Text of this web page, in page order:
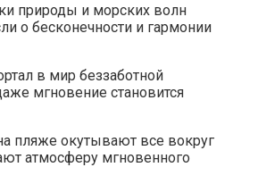
природы и морских волн
о бесконечности и гармонии
в мир беззаботной
мгновение становится
пляже окутывают все вокруг
атмосферу мгновенного